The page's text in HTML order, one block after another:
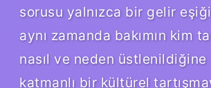
sorusu yalnızca bir gelir
aynı zamanda bakımın kim
nasıl ve neden
katmanlı bir kültürel